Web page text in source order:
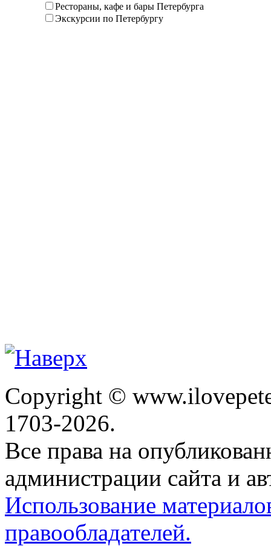
Рестораны, кафе и бары Петербурга
Экскурсии по Петербургу
Copyright ©
1703-2026.
Все права на
администрации сайта и
Использование
правообладателей.